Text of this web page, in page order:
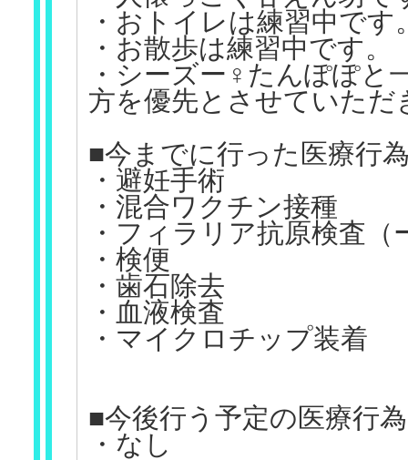
・おトイレは練習中です
・お散歩は練習中です。
・シーズー♀たんぽぽと
方を優先とさせていただ
■今までに行った医療行
・避妊手術
・混合ワクチン接種
・フィラリア抗原検査（
・検便
・歯石除去
・血液検査
・マイクロチップ装着
■今後行う予定の医療行為
・なし